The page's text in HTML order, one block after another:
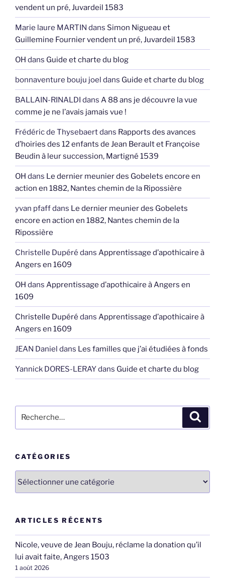
vendent un pré, Juvardeil 1583
Marie laure MARTIN dans Simon Nigueau et
Guillemine Fournier vendent un pré, Juvardeil 1583
OH dans Guide et charte du blog
bonnaventure bouju joel dans Guide et charte du blog
BALLAIN-RINALDI dans A 88 ans je découvre la vue
comme je ne l’avais jamais vue !
Frédéric de Thysebaertdans Rapports des avances
d’hoiries des 12 enfants de Jean Berault et Françoise
Beudin à leur succession, Martigné 1539
OH dans Le dernier meunier des Gobelets encore en
action en 1882, Nantes chemin de la Ripossière
yvan pfaffdans Le dernier meunier des Gobelets
encore en action en 1882, Nantes chemin de la
Ripossière
Christelle Dupéré dans Apprentissage d’apothicaire à
Angers en 1609
OH dans Apprentissage d’apothicaire à Angers en
1609
Christelle Dupéré dans Apprentissage d’apothicaire à
Angers en 1609
JEAN Daniel dans Les familles que j’ai étudiées à fonds
Yannick DORES-LERAYdans Guide et charte du blog
pour
CATÉGORIES
ARTICLES RÉCENTS
Nicole, veuve de Jean Bouju, réclame la donation qu’il
lui avait faite, Angers 1503
1 août 2026